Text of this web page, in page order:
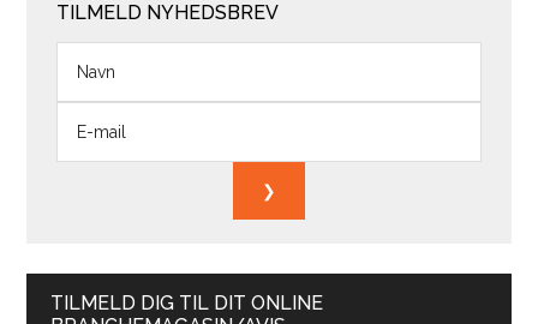
TILMELD NYHEDSBREV
TILMELD DIG TIL DIT ONLINE